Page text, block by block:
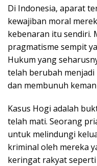
Di Indonesia, aparat
kewajiban moral
kebenaran itu sendiri.
pragmatisme sempit
Hukum yang
telah berubah
dan membunuh
Kasus Hogi adalah
telah mati. Seorang
untuk melindungi
kriminal oleh mereka
keringat rakyat seperti